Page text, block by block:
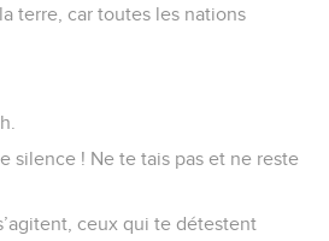
terre, car toutes les nations
silence ! Ne te tais pas et ne reste
ceux qui te détestent